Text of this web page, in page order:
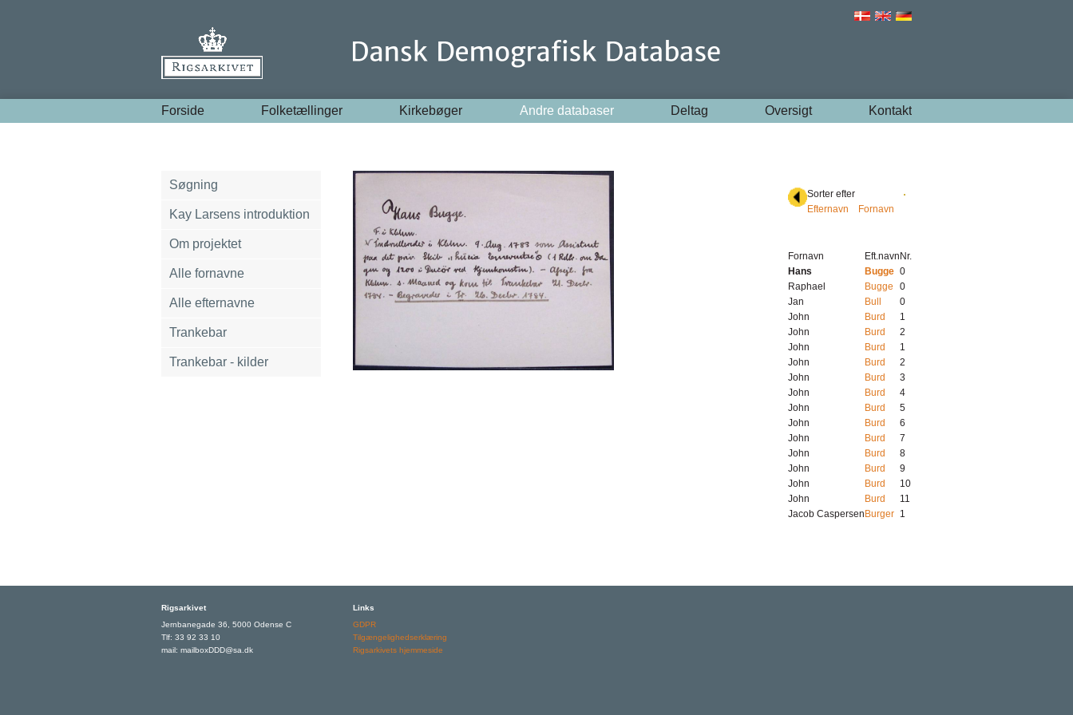
Forside Folketællinger Kirkebøger Andre databaser Deltag Oversigt Kontakt
Søgning
Kay Larsens introduktion
Om projektet
Alle fornavne
Alle efternavne
Trankebar
Trankebar - kilder
Sorter efter
Efternavn
Fornavn
Fornavn Eft.navn Nr.
Hans
Bugge 0
Raphael
Bugge
0
Jan
Bull
0
John
Burd
1
John
Burd
2
John
Burd
1
John
Burd
2
John
Burd
3
John
Burd
4
John
Burd
5
John
Burd
6
John
Burd
7
John
Burd
8
John
Burd
9
John
Burd
10
John
Burd
11
Jacob Caspersen Burger 1
Rigsarkivet
Jernbanegade 36, 5000 Odense C
Tlf: 33 92 33 10
mail: mailboxDDD@sa.dk
Links
GDPR
Tilgængelighedserklæring
Rigsarkivets hjemmeside